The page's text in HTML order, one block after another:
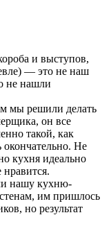
и выступов,
— это не наш
не нашли
мы решили делать
он все
такой, как
окончательно. Не
кухня идеально
нравится.
нашу кухню-
им пришлось
но результат